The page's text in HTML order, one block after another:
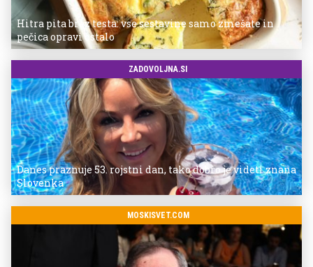
Hitra pita brez testa: vse sestavine samo zmešate in
pečica opravi ostalo
ZADOVOLJNA.SI
Danes praznuje 53. rojstni dan, tako dobro je videti znana
Slovenka
MOSKISVET.COM